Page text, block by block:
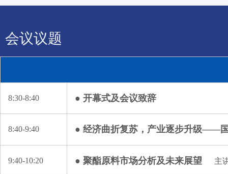
会议议题
8:30-8:40 ● 开幕式及会议致辞
8:40-9:40 ● 经济曲折复苏，产业逐步升级——
9:40-10:20 ● 聚酯原料市场分析及未来展望 主